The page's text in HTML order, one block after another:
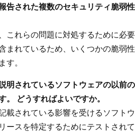
告された複数のセキュリティ脆弱性
これらの問題に対処するために必要
まれているため、いくつかの脆弱性
。
明されているソフトウェアの以前の
。 どうすればよいですか。
載されている影響を受けるソフトウ
ースを特定するためにテストされて